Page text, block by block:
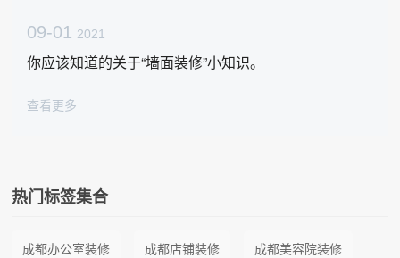
09-01 2021
你应该知道的关于“墙面装修”小知识。
查看更多
热门标签集合
成都办公室装修 成都店铺装修 成都美容院装修